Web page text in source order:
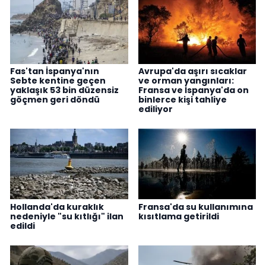
Fas'tan İspanya'nın
Sebte kentine geçen
yaklaşık 53 bin düzensiz
göçmen geri döndü
Avrupa'da aşırı sıcaklar
ve orman yangınları:
Fransa ve İspanya'da on
binlerce kişi tahliye
ediliyor
Hollanda'da kuraklık
nedeniyle "su kıtlığı" ilan
edildi
Fransa'da su kullanımına
kısıtlama getirildi